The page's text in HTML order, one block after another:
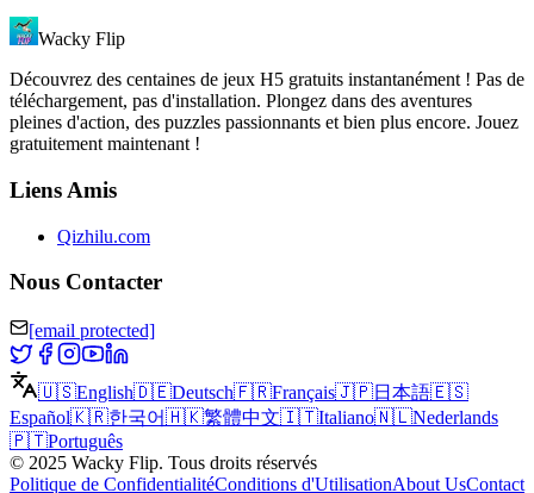
Wacky Flip
Découvrez des centaines de jeux H5 gratuits instantanément ! Pas de
téléchargement, pas d'installation. Plongez dans des aventures
pleines d'action, des puzzles passionnants et bien plus encore. Jouez
gratuitement maintenant !
Liens Amis
Qizhilu.com
Nous Contacter
[email protected]
🇺🇸English🇩🇪Deutsch🇫🇷Français🇯🇵日本語🇪🇸
Español🇰🇷한국어🇭🇰繁體中文🇮🇹Italiano🇳🇱Nederlands
🇵🇹Português
© 2025 Wacky Flip. Tous droits réservés
Politique de ConfidentialitéConditions d'UtilisationAbout UsContact